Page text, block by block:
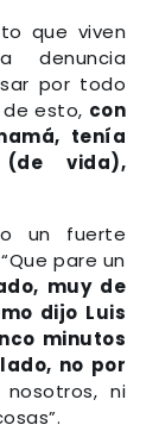
que viven
denuncia
por todo
esto, con
tenía
vida),
un fuerte
pare un
muy de
dijo Luis
minutos
no por
ni